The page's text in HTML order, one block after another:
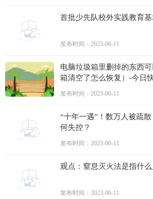
首批少先队校外实践教育
发布时间：2023-06-11
电脑垃圾箱里删掉的东西
箱清空了怎么恢复）-今日
发布时间：2023-06-11
“十年一遇”！数万人被疏
何失控？
发布时间：2023-06-11
观点：窒息灭火法是指什
发布时间：2023-06-11